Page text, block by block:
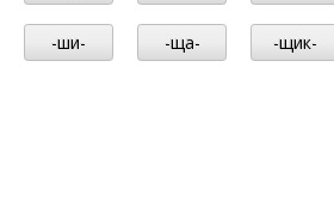
-ши- -ща- -щик-